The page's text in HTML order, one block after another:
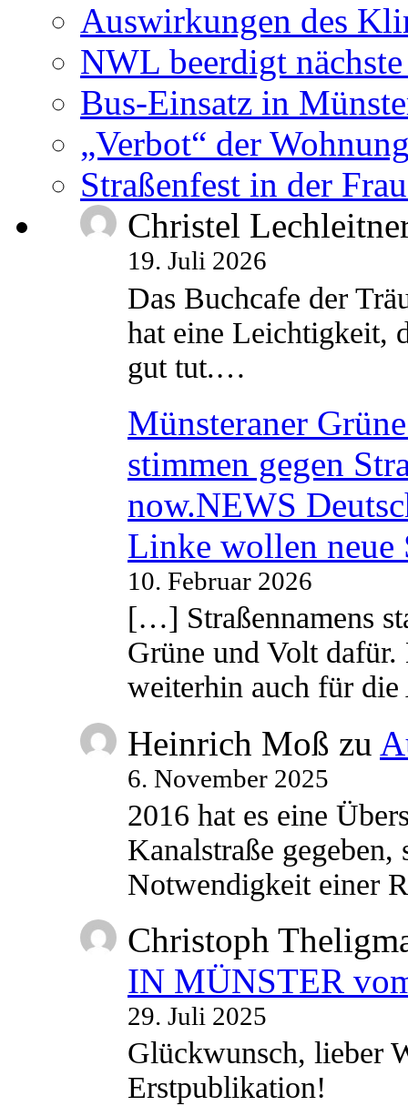
Auswirkungen des
NWL beerdigt
Bus-Einsatz in
„Verbot“ der
Straßenfest in der
Christel
19. Juli 2026
Das Buchcafe der
hat eine Leichtigkeit,
gut tut.…
Münsteraner
stimmen gegen
now.NEWS
Linke wollen neue
10. Februar 2026
[…] Straßennamens
Grüne und Volt
weiterhin auch für
Heinrich Moß zu
6. November 2025
2016 hat es eine
Kanalstraße
Notwendigkeit einer
Christoph
IN MÜNSTER
29. Juli 2025
Glückwunsch, lieber
Erstpublikation!